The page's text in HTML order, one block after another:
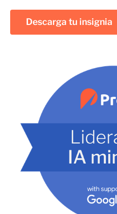
Descarga tu insignia